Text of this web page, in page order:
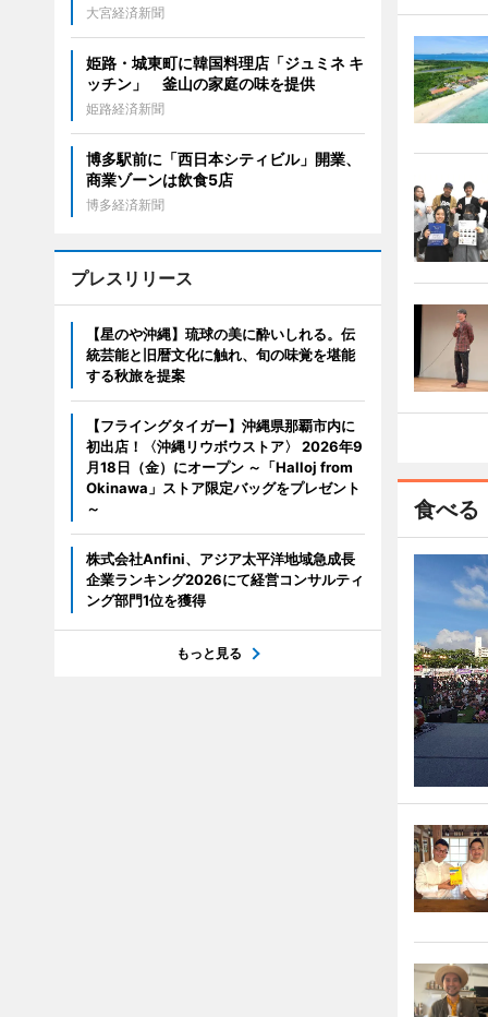
食べる
大宮経済新聞
姫路・城東町に韓国料理店「ジュミネ キ
ッチン」 釜山の家庭の味を提供
姫路経済新聞
博多駅前に「西日本シティビル」開業、
商業ゾーンは飲食5店
博多経済新聞
プレスリリース
【星のや沖縄】琉球の美に酔いしれる。伝
統芸能と旧暦文化に触れ、旬の味覚を堪能
する秋旅を提案
【フライングタイガー】沖縄県那覇市内に
初出店！〈沖縄リウボウストア〉 2026年9
月18日（金）にオープン ～「Halloj from
Okinawa」ストア限定バッグをプレゼント
～
株式会社Anfini、アジア太平洋地域急成長
企業ランキング2026にて経営コンサルティ
ング部門1位を獲得
もっと見る